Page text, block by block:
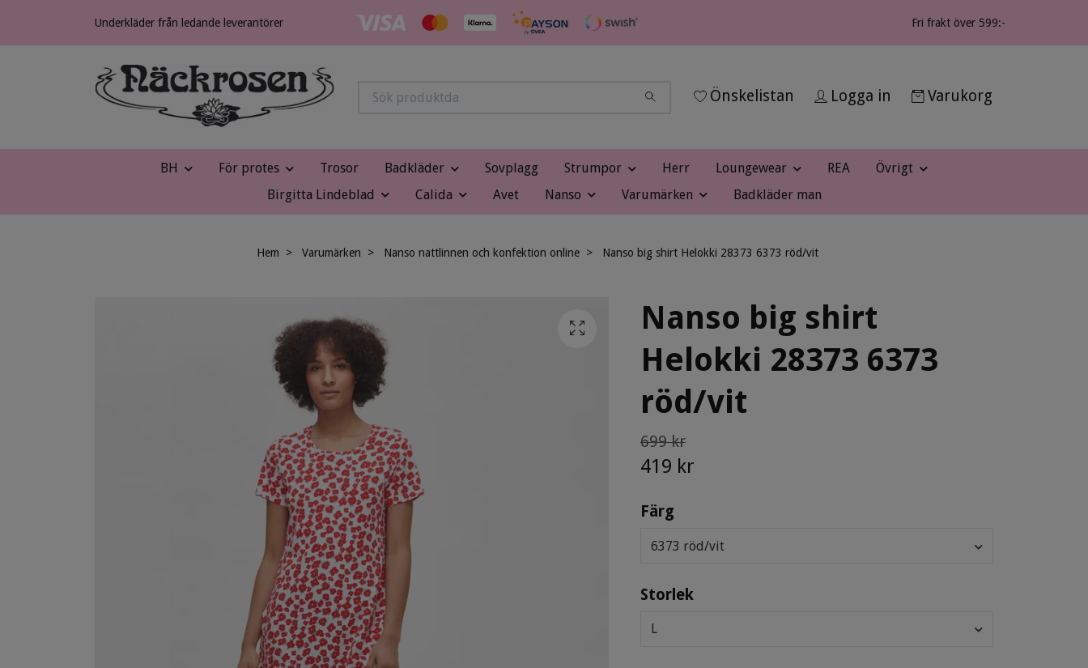
Underkläder från ledande leverantörer Fri frakt över 599:-
Önskelistan Logga in Varukorg
BH För protes Trosor Badkläder Sovplagg Strumpor Herr Loungewear REA
Övrigt
Birgitta Lindeblad
Calida Avet Nanso Varumärken Badkläder man
Hem Varumärken Nanso nattlinnen och konfektion online Nanso big shirt Helokki 28373 6373 röd/vit
Nanso big shirt
Helokki 28373 6373
röd/vit
699 kr
419 kr
Färg
6373 röd/vit
Storlek
L